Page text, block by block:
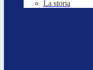
La storia